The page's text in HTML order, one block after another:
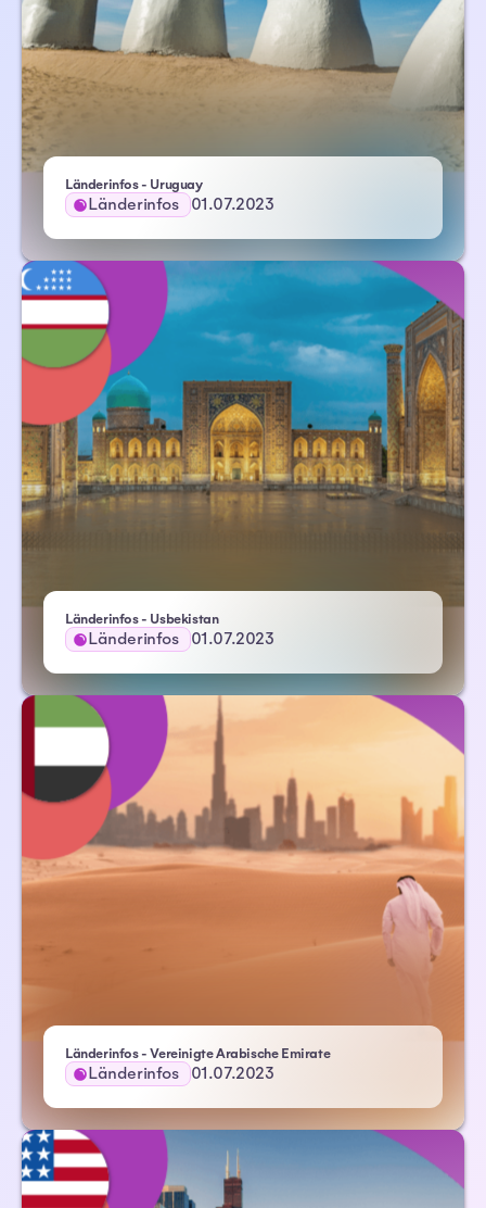
Länderinfos - Uruguay
Länderinfos 01.07.2023
Länderinfos - Usbekistan
Länderinfos 01.07.2023
Länderinfos - Vereinigte Arabische Emirate
Länderinfos 01.07.2023